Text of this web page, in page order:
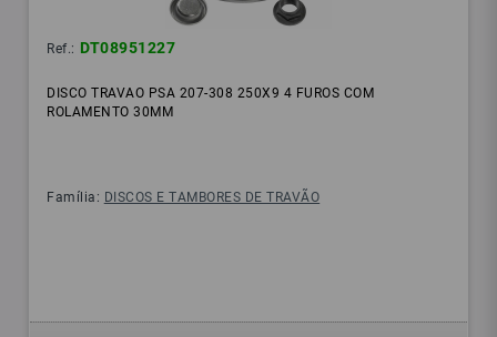
Ref.: DT08951227
DISCO TRAVAO PSA 207-308 250X9 4 FUROS COM
ROLAMENTO 30MM
Família: DISCOS E TAMBORES DE TRAVÃO